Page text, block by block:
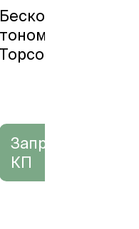
Бесконтактный
тонометр
Topcon CT-800
Запросить
КП